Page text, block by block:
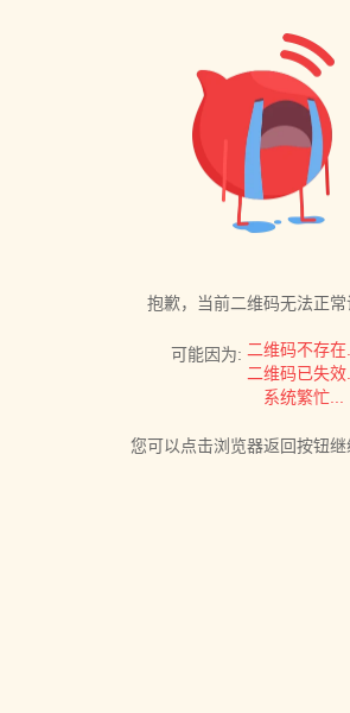
抱歉，当前二维码无法正常
可能因为: 二维码不存在...
二维码已失效...
系统繁忙...
您可以点击浏览器返回按钮继